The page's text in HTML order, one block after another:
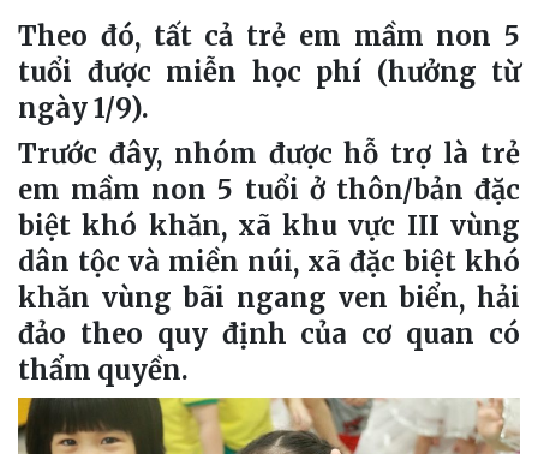
Theo đó, tất cả trẻ em mầm non 5
tuổi được miễn học phí (hưởng từ
ngày 1/9).
Trước đây, nhóm được hỗ trợ là trẻ
em mầm non 5 tuổi ở thôn/bản đặc
biệt khó khăn, xã khu vực III vùng
dân tộc và miền núi, xã đặc biệt khó
khăn vùng bãi ngang ven biển, hải
đảo theo quy định của cơ quan có
thẩm quyền.